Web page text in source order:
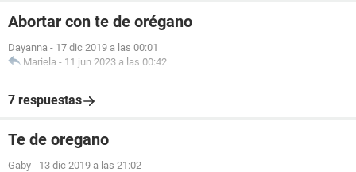
Abortar con te de orégano
Dayanna - 17 dic 2019 a las 00:01
Mariela - 11 jun 2023 a las 00:42
7 respuestas
Te de oregano
Gaby - 13 dic 2019 a las 21:02